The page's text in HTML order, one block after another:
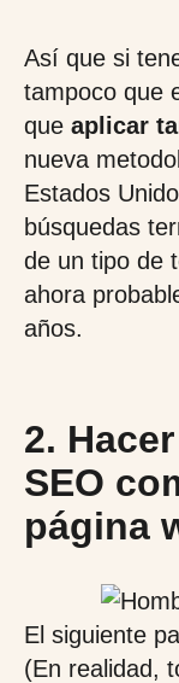
Así que si
tampoco que
que aplicar
nueva
Estados
búsquedas
de un tipo de
ahora
años.
2.
SEO
página
El siguiente
(En realidad,